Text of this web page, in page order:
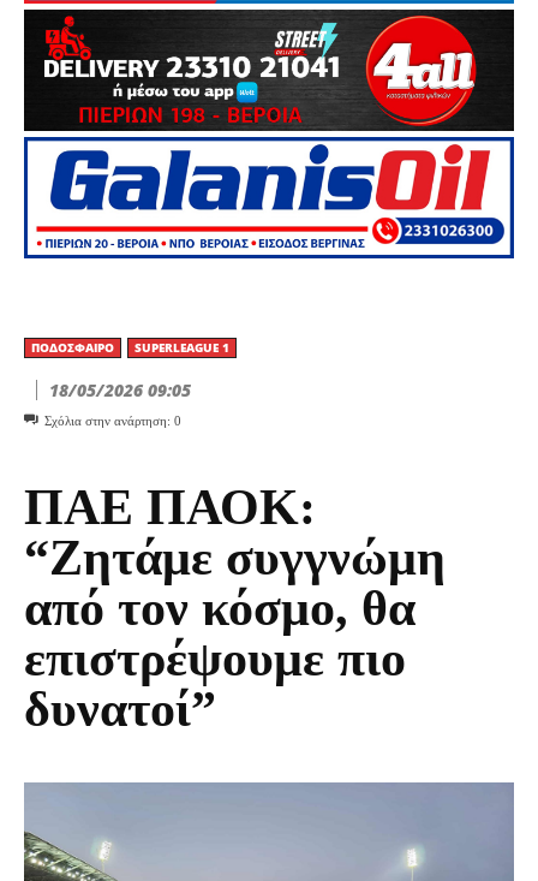
ΠΟΔΌΣΦΑΙΡΟ SUPERLEAGUE 1
18/05/2026 09:05
Σχόλια στην ανάρτηση: 0
ΠΑΕ ΠΑΟΚ:
“Ζητάμε συγγνώμη
από τον κόσμο, θα
επιστρέψουμε πιο
δυνατοί”